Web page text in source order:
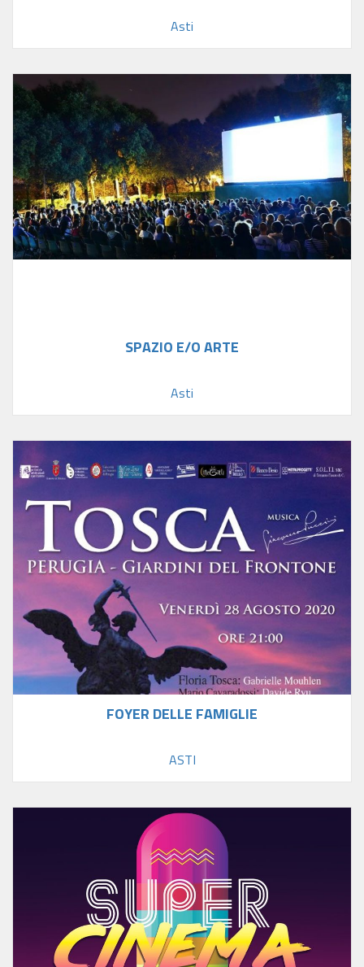
Asti
SPAZIO E/O ARTE
Asti
FOYER DELLE FAMIGLIE
ASTI